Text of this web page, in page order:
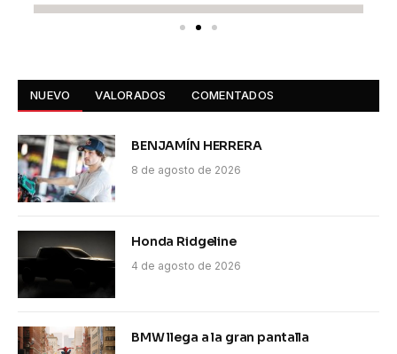
NUEVO VALORADOS COMENTADOS
BENJAMÍN HERRERA
8 de agosto de 2026
Honda Ridgeline
4 de agosto de 2026
BMW llega a la gran pantalla